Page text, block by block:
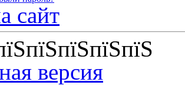
сайт
версия